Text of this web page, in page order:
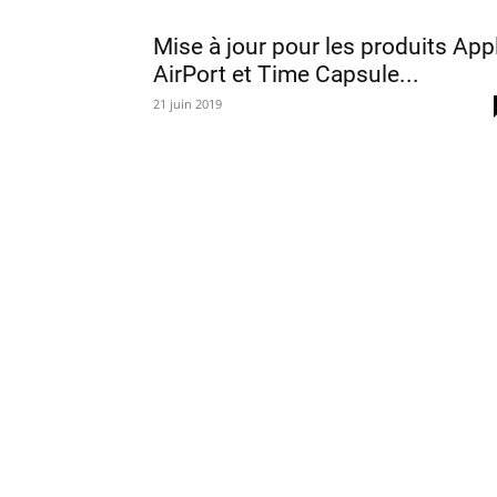
Mise à jour pour les produits
AirPort et Time Capsule...
21 juin 2019